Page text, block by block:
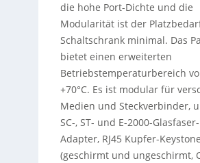
die hohe Port-Dichte und die
Modularität ist der
Schaltschrank minimal. Das
bietet einen erweiterten
Betriebstemperaturbereich
+70°C. Es ist modular für
Medien und Steckverbinder,
SC-, ST- und E-2000-
Adapter, RJ45 Kupfer-
(geschirmt und ungeschirmt,